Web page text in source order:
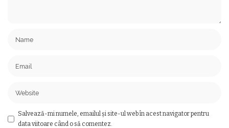
Salvează-mi numele, emailul și site-ul web în acest navigator pentru
data viitoare când o să comentez.